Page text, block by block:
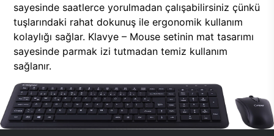
sayesinde saatlerce yorulmadan çalışabilirsiniz çünkü
tuşlarındaki rahat dokunuş ile ergonomik kullanım
kolaylığı sağlar. Klavye – Mouse setinin mat tasarımı
sayesinde parmak izi tutmadan temiz kullanım
sağlanır.